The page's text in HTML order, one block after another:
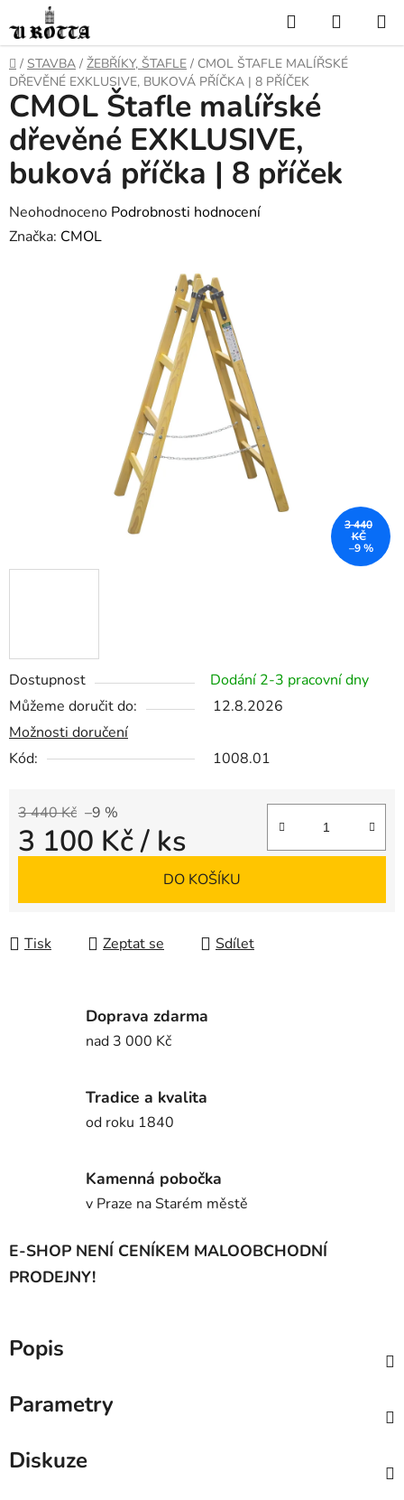
na
obsah
Hledat
KOŠÍK
DOMŮ
/ STAVBA / ŽEBŘÍKY, ŠTAFLE / CMOL ŠTAFLE MALÍŘSKÉ
DŘEVĚNÉ EXKLUSIVE, BUKOVÁ PŘÍČKA | 8 PŘÍČEK
Dostupnost
Dodání 2-3 pracovní dny
Můžeme doručit do:
12.8.2026
Možnosti doručení
Kód:
1008.01
3 440 Kč –9 %
3 100 Kč/ ks
DO KOŠÍKU
Tisk Zeptat se Sdílet
CMOL Štafle malířské
dřevěné EXKLUSIVE,
buková příčka | 8 příček
Průměrné
hodnocení
Neohodnoceno Podrobnosti hodnocení
Značka: CMOL
3 440
KČ
–9 %
Doprava zdarma
nad 3 000 Kč
Tradice a kvalita
od roku 1840
Kamenná pobočka
v Praze na Starém městě
E-SHOP NENÍ CENÍKEM MALOOBCHODNÍ
PRODEJNY!
Popis
Parametry
Diskuze